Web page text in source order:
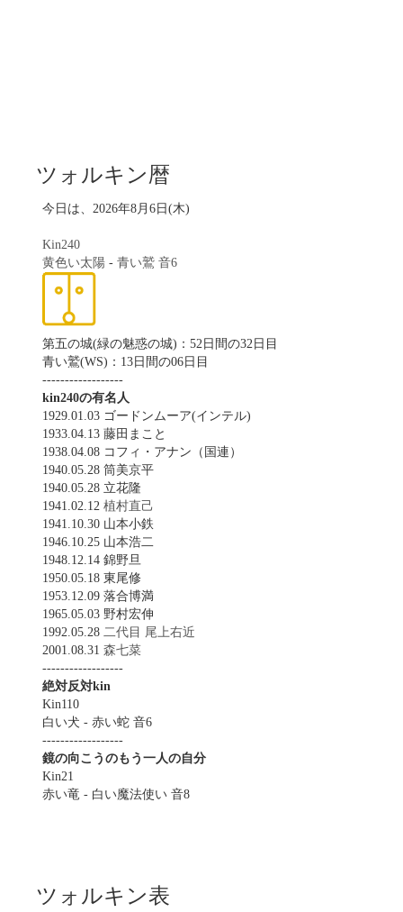
ツォルキン暦
今日は、2026年8月6日(木)
Kin240
黄色い太陽 - 青い鷲 音6
第五の城(緑の魅惑の城)：52日間の32日目
青い鷲(WS)：13日間の06日目
------------------
kin240の有名人
1929.01.03 ゴードンムーア(インテル)
1933.04.13 藤田まこと
1938.04.08 コフィ・アナン（国連）
1940.05.28 筒美京平
1940.05.28 立花隆
1941.02.12 植村直己
1941.10.30 山本小鉄
1946.10.25 山本浩二
1948.12.14 錦野旦
1950.05.18 東尾修
1953.12.09 落合博満
1965.05.03 野村宏伸
1992.05.28 二代目 尾上右近
2001.08.31 森七菜
------------------
絶対反対kin
Kin110
白い犬 - 赤い蛇 音6
------------------
鏡の向こうのもう一人の自分
Kin21
赤い竜 - 白い魔法使い 音8
ツォルキン表